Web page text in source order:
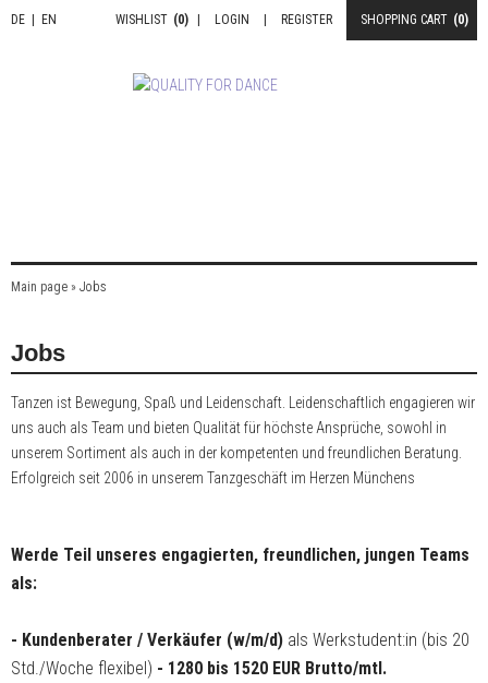
DE EN SHOPPING CART (0)
REGISTER
LOGIN
WISHLIST (0)
Main page » Jobs
Jobs
Tanzen ist Bewegung, Spaß und Leidenschaft. Leidenschaftlich engagieren wir
uns auch als Team und bieten Qualität für höchste Ansprüche, sowohl in
unserem Sortiment als auch in der kompetenten und freundlichen Beratung.
Erfolgreich seit 2006 in unserem Tanzgeschäft im Herzen Münchens
Werde Teil unseres engagierten, freundlichen, jungen Teams
als:
- Kundenberater / Verkäufer (w/m/d) als Werkstudent:in (bis 20
Std./Woche flexibel) - 1280 bis 1520 EUR Brutto/mtl.